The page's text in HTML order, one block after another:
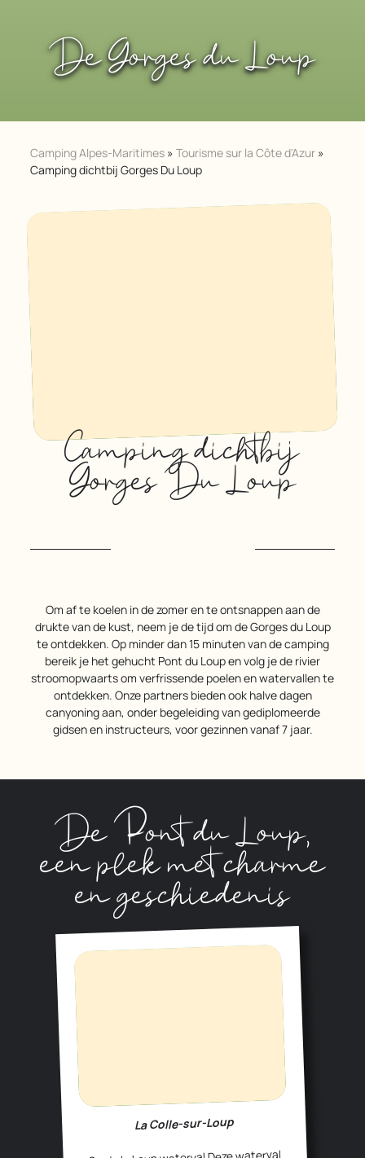
De Gorges du Loup
Camping Alpes-Maritimes »Tourisme sur la Côte d'Azur »
Camping dichtbij Gorges Du Loup
Camping dichtbij
Gorges Du Loup
Om af te koelen in de zomer en te ontsnappen aan de
drukte van de kust, neem je de tijd om de Gorges du Loup
te ontdekken. Op minder dan 15 minuten van de camping
bereik je het gehucht Pont du Loup en volg je de rivier
stroomopwaarts om verfrissende poelen en watervallen te
ontdekken. Onze partners bieden ook halve dagen
canyoning aan, onder begeleiding van gediplomeerde
gidsen en instructeurs, voor gezinnen vanaf 7 jaar.
De Pont du Loup,
een plek met charme
en geschiedenis
La Colle-sur-Loup